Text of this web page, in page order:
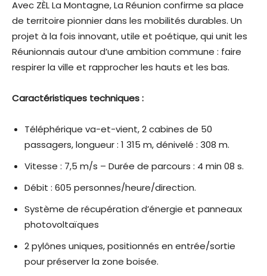
Avec ZÈL La Montagne, La Réunion confirme sa place
de territoire pionnier dans les mobilités durables. Un
projet à la fois innovant, utile et poétique, qui unit les
Réunionnais autour d’une ambition commune : faire
respirer la ville et rapprocher les hauts et les bas.
Caractéristiques techniques :
Téléphérique va-et-vient, 2 cabines de 50
passagers, longueur : 1 315 m, dénivelé : 308 m.
Vitesse : 7,5 m/s – Durée de parcours : 4 min 08 s.
Débit : 605 personnes/heure/direction.
Système de récupération d’énergie et panneaux
photovoltaïques
2 pylônes uniques, positionnés en entrée/sortie
pour préserver la zone boisée.